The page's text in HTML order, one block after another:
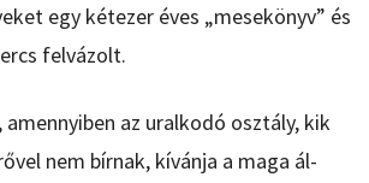
egy kétezer éves „mesekönyv” és
felvázolt.
az uralkodó osztály, kik
nem bírnak, kívánja a maga ál-